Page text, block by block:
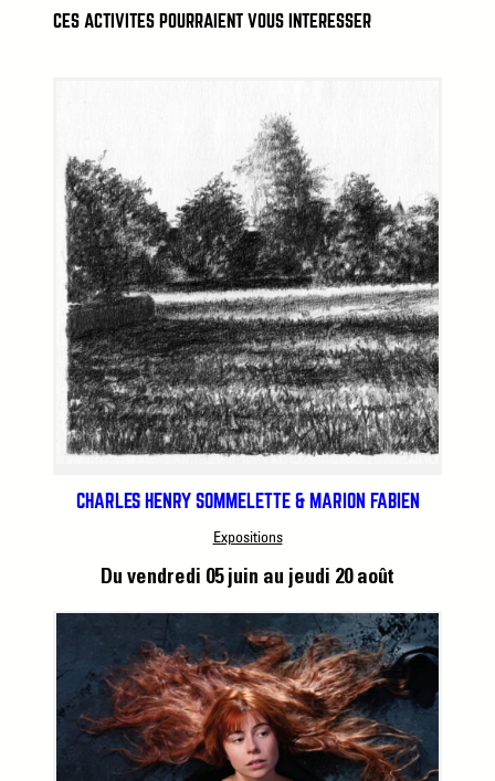
CES ACTIVITÉS POURRAIENT VOUS INTÉRESSER
CHARLES HENRY SOMMELETTE & MARION FABIEN
Expositions
Du vendredi 05 juin au jeudi 20 août